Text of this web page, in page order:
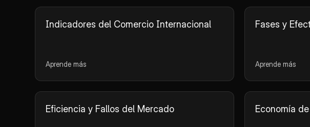
Indicadores del Comercio Internacional
Aprende más
Fases y
Aprende más
Eficiencia y Fallos del Mercado Economía